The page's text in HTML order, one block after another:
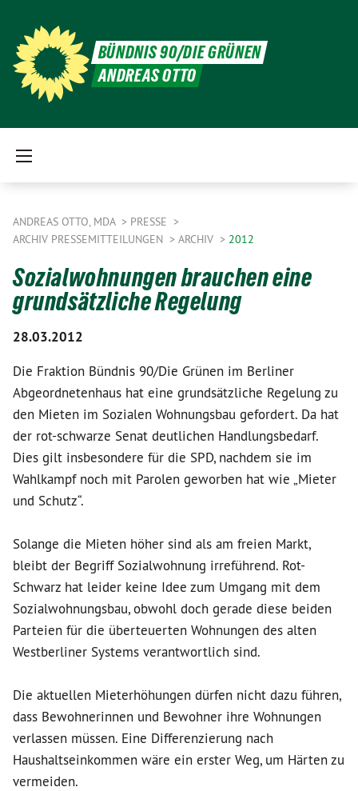
BÜNDNIS 90/DIE GRÜNEN
ANDREAS OTTO
ANDREAS OTTO, MDA
PRESSE
ARCHIV PRESSEMITTEILUNGEN
ARCHIV 2012
Sozialwohnungen brauchen eine
grundsätzliche Regelung
28.03.2012
Die Fraktion Bündnis 90/Die Grünen im Berliner
Abgeordnetenhaus hat eine grundsätzliche Regelung zu
den Mieten im Sozialen Wohnungsbau gefordert. Da hat
der rot-schwarze Senat deutlichen Handlungsbedarf.
Dies gilt insbesondere für die SPD, nachdem sie im
Wahlkampf noch mit Parolen geworben hat wie „Mieter
und Schutz“.
Solange die Mieten höher sind als am freien Markt,
bleibt der Begriff Sozialwohnung irreführend. Rot-
Schwarz hat leider keine Idee zum Umgang mit dem
Sozialwohnungsbau, obwohl doch gerade diese beiden
Parteien für die überteuerten Wohnungen des alten
Westberliner Systems verantwortlich sind.
Die aktuellen Mieterhöhungen dürfen nicht dazu führen,
dass Bewohnerinnen und Bewohner ihre Wohnungen
verlassen müssen. Eine Differenzierung nach
Haushaltseinkommen wäre ein erster Weg, um Härten zu
vermeiden.